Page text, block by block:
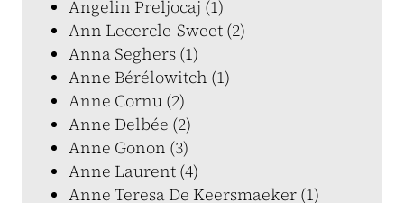
Angelin Preljocaj (1)
Ann Lecercle-Sweet (2)
Anna Seghers (1)
Anne Bérélowitch (1)
Anne Cornu (2)
Anne Delbée (2)
Anne Gonon (3)
Anne Laurent (4)
Anne Teresa De Keersmaeker (1)